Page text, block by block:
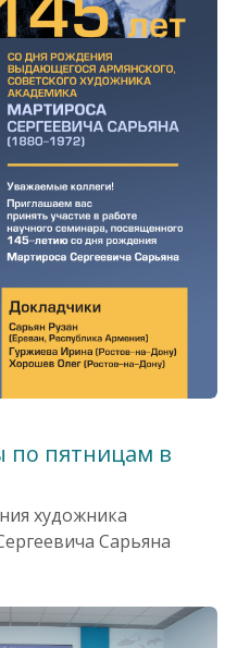
по пятницам в
художника
Сарьяна